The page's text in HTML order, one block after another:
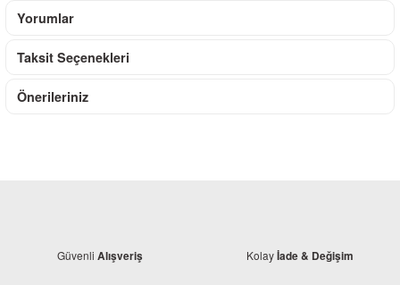
Yorumlar
Taksit Seçenekleri
Önerileriniz
Güvenli Alışveriş Kolayİade & Değişim